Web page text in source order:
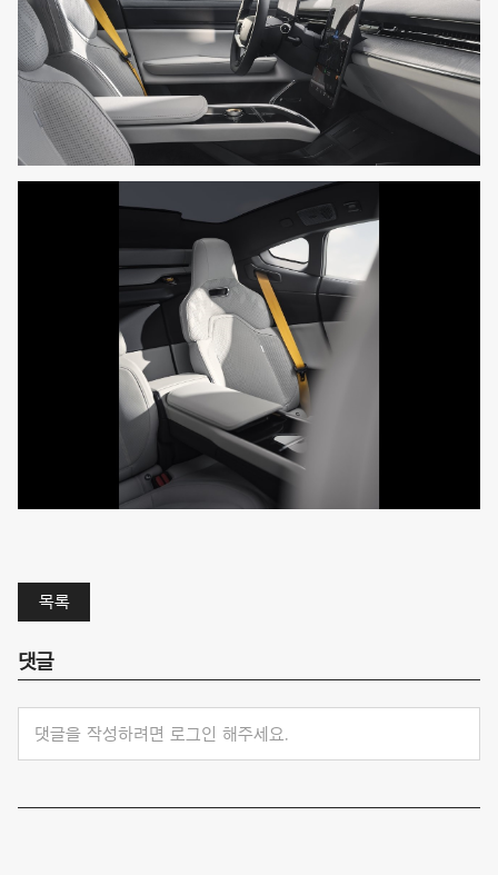
목록
댓글
댓글을 작성하려면 로그인 해주세요.